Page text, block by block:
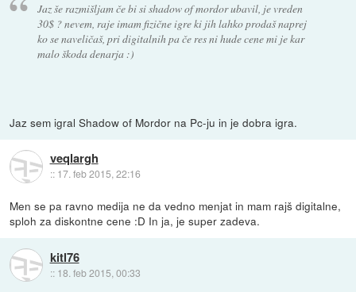
Jaz še razmišljam če bi si shadow of mordor ubavil, je vreden
30$ ? nevem, raje imam fizične igre ki jih lahko prodaš naprej
ko se naveličaš, pri digitalnih pa če res ni hude cene mi je kar
malo škoda denarja :)
Jaz sem igral Shadow of Mordor na Pc-ju in je dobra igra.
veqlargh
:: 17. feb 2015, 22:16
Men se pa ravno medija ne da vedno menjat in mam rajš digitalne,
sploh za diskontne cene :D In ja, je super zadeva.
kitl76
:: 18. feb 2015, 00:33